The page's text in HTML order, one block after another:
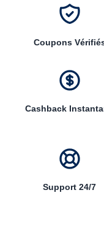
Coupons
Cashback
Support 24/7